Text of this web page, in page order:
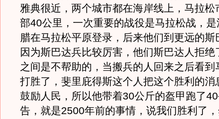
雅典很近，两个城市都在海岸线上，马拉松
部40公里，一次重要的战役是马拉松战，
腊在马拉松平原登录，后来他们到更远的斯
因为斯巴达兵比较厉害，他们斯巴达人拒绝
之间是不帮助的，当搬兵的人回来之后看到
打胜了，斐里庇得斯这个人把这个胜利的消
鼓励人民，所以他带着30公斤的盔甲跑了
告，就是2500年前的事情，说我们胜利了